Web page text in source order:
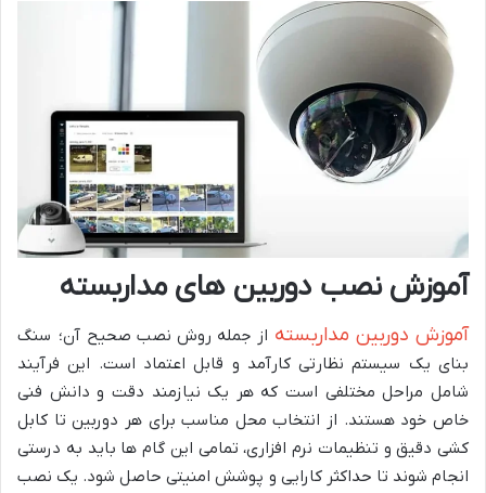
آموزش نصب دوربین های مداربسته
آموزش دوربین مداربسته از جمله روش نصب صحیح آن؛ سنگ
بنای یک سیستم نظارتی کارآمد و قابل اعتماد است. این فرآیند
شامل مراحل مختلفی است که هر یک نیازمند دقت و دانش فنی
خاص خود هستند. از انتخاب محل مناسب برای هر دوربین تا کابل
کشی دقیق و تنظیمات نرم افزاری، تمامی این گام ها باید به درستی
انجام شوند تا حداکثر کارایی و پوشش امنیتی حاصل شود. یک نصب